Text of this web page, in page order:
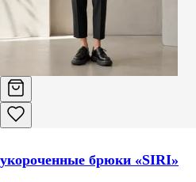
укороченные брюки «SIRI»